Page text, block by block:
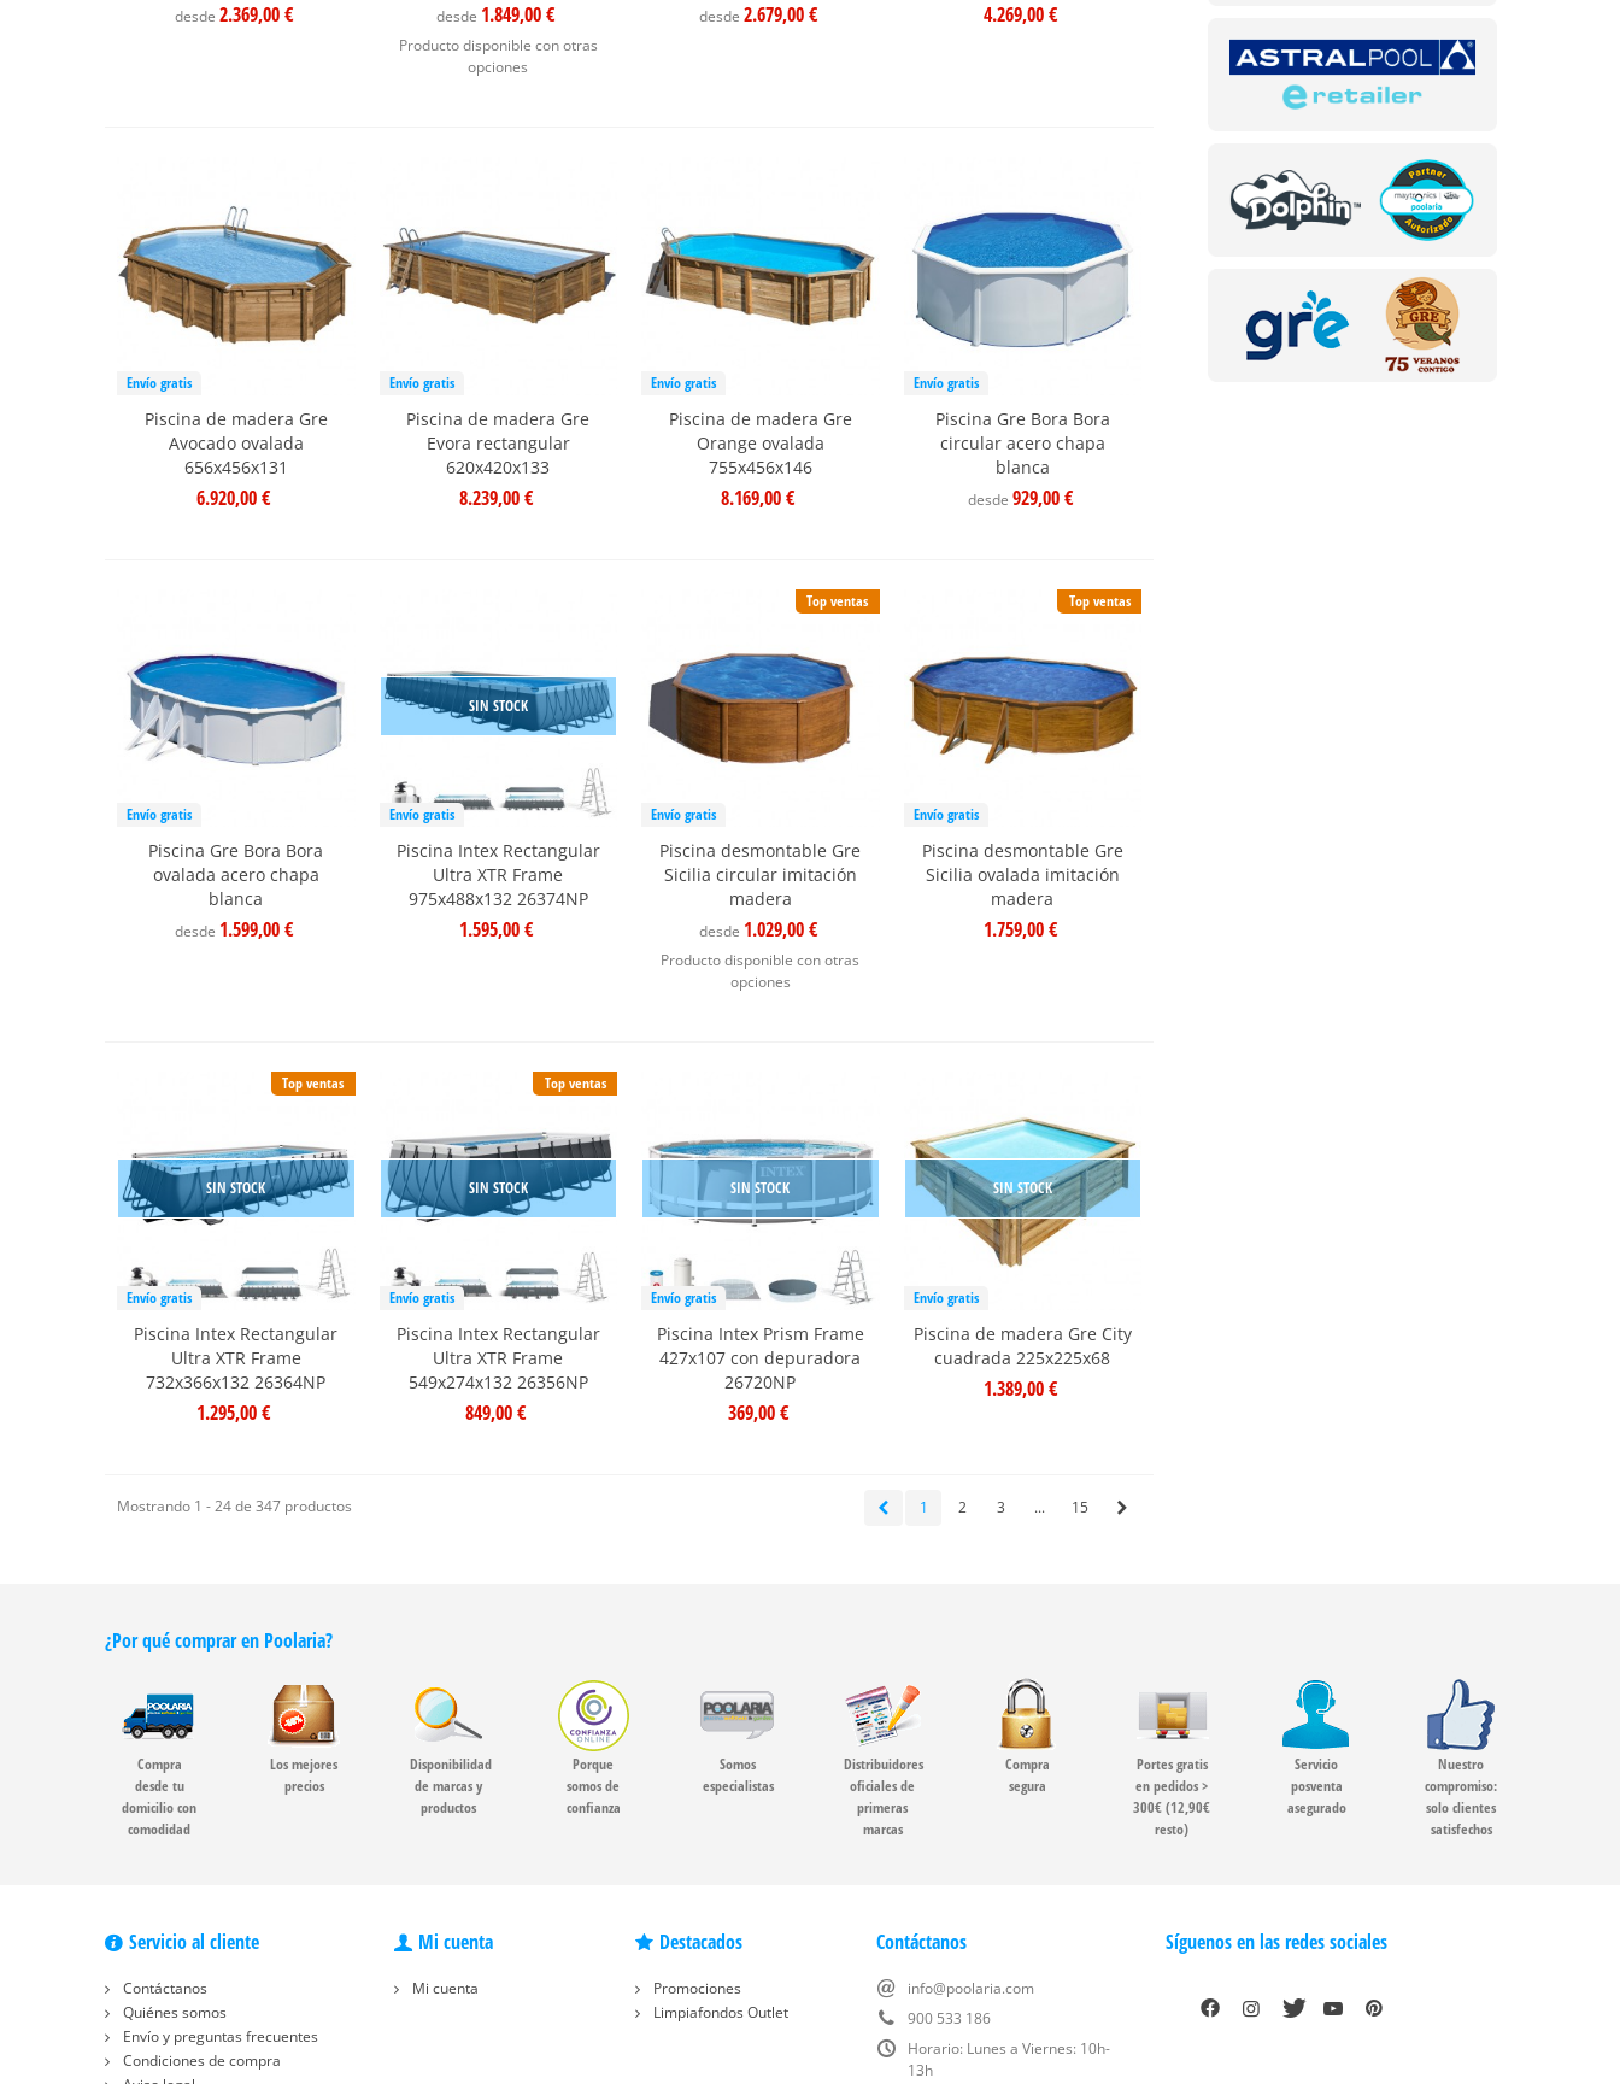
desde 2.369,00 € desde 1.849,00 €
Producto disponible con otras
opciones
desde 2.679,00 € 4.269,00 €
Envío gratis
Piscina de madera Gre
Avocado ovalada
656x456x131
6.920,00 €
Envío gratis
Piscina de madera Gre
Evora rectangular
620x420x133
8.239,00 €
Envío gratis
Piscina de madera Gre
Orange ovalada
755x456x146
8.169,00 €
Envío gratis
Piscina Gre Bora Bora
circular acero chapa
blanca
desde 929,00 €
Envío gratis
Piscina Gre Bora Bora
ovalada acero chapa
blanca
desde 1.599,00 €
Envío gratis
SIN STOCK
Piscina Intex Rectangular
Ultra XTR Frame
975x488x132 26374NP
1.595,00 €
Top ventas
Envío gratis
Piscina desmontable Gre
Sicilia circular imitación
madera
desde 1.029,00 €
Producto disponible con otras
opciones
Top ventas
Envío gratis
Piscina desmontable Gre
Sicilia ovalada imitación
madera
1.759,00 €
Top ventas
Envío gratis
SIN STOCK
Piscina Intex Rectangular
Ultra XTR Frame
732x366x132 26364NP
1.295,00 €
Top ventas
Envío gratis
SIN STOCK
Piscina Intex Rectangular
Ultra XTR Frame
549x274x132 26356NP
849,00 €
Envío gratis
SIN STOCK
Piscina Intex Prism Frame
427x107 con depuradora
26720NP
369,00 €
Envío gratis
SIN STOCK
Piscina de madera Gre City
cuadrada 225x225x68
1.389,00 €
1 2 3 ... 15
Mostrando 1 - 24 de 347 productos
¿Por qué comprar en Poolaria?
Compra
desde tu
domicilio con
comodidad
Los mejores
precios
Disponibilidad
de marcas y
productos
Porque
somos de
confianza
Somos
especialistas
Distribuidores
oficiales de
primeras
marcas
Compra
segura
Portes gratis
en pedidos >
300€ (12,90€
resto)
Servicio
posventa
asegurado
Nuestro
compromiso:
solo clientes
satisfechos
Servicio al cliente
Contáctanos
Quiénes somos
Envío y preguntas frecuentes
Condiciones de compra
Mi cuenta
Mi cuenta
Destacados
Promociones
Limpiafondos Outlet
Contáctanos
info@poolaria.com
900 533 186
Horario: Lunes a Viernes: 10h-
13h
Síguenos en las redes sociales